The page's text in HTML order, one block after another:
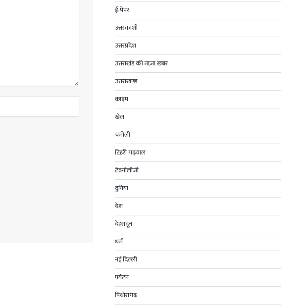
ई-पेपर
उत्तरकाशी
उत्तरप्रदेश
उत्तराखंड की ताज़ा खबर
उत्तराखण्ड
क्राइम
खेल
चमोली
टिहरी गढ़वाल
टेक्नोलॉजी
दुनिया
देश
देहरादून
धर्म
नई दिल्ली
पर्यटन
पिथोरागढ़